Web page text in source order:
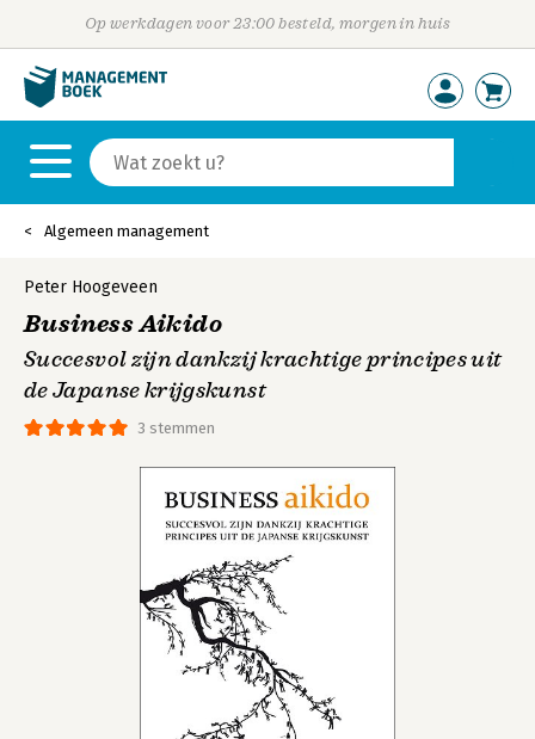
Op werkdagen voor 23:00 besteld, morgen in huis
Algemeen management
3 stemmen
Peter Hoogeveen
Business Aikido
Succesvol zijn dankzij krachtige principes uit
de Japanse krijgskunst